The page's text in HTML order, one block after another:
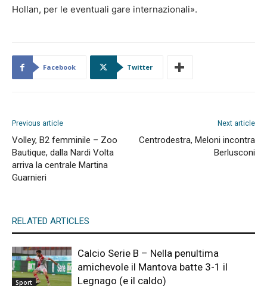
Hollan, per le eventuali gare internazionali».
Facebook Twitter
Previous article
Volley, B2 femminile – Zoo
Bautique, dalla Nardi Volta
arriva la centrale Martina
Guarnieri
Next article
Centrodestra, Meloni incontra
Berlusconi
RELATED ARTICLES
Sport
Calcio Serie B – Nella penultima
amichevole il Mantova batte 3-1 il
Legnago (e il caldo)